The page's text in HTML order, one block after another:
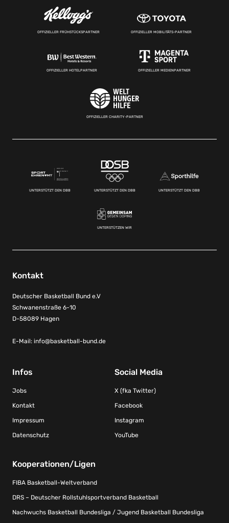
OFFIZIELLER FRÜHSTÜCKSPARTNER OFFIZIELLER MOBILITÄTS-PARTNER
OFFIZIELLER HOTELPARTNER OFFIZIELLER MEDIENPARTNER
OFFIZIELLER CHARITY-PARTNER
UNTERSTÜTZT DEN DBB UNTERSTÜTZT DEN DBB UNTERSTÜTZT DEN DBB
UNTERSTÜTZEN WIR
Kontakt
Deutscher Basketball Bund e.V
Schwanenstraße 6-10
D-58089 Hagen
E-Mail: info@basketball-bund.de
Infos
Jobs
Kontakt
Impressum
Datenschutz
Social Media
X (fka Twitter)
Facebook
Instagram
YouTube
Kooperationen/Ligen
FIBA Basketball-Weltverband
DRS – Deutscher Rollstuhlsportverband Basketball
Nachwuchs Basketball Bundesliga / Jugend Basketball Bundesliga